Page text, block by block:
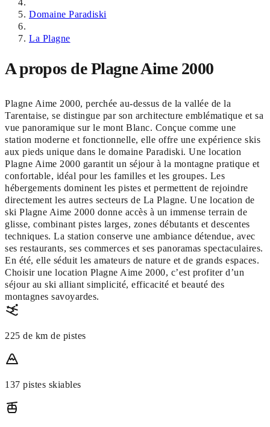
Domaine Paradiski
La Plagne
A propos de Plagne Aime 2000
Plagne Aime 2000, perchée au-dessus de la vallée de la
Tarentaise, se distingue par son architecture emblématique et sa
vue panoramique sur le mont Blanc. Conçue comme une
station moderne et fonctionnelle, elle offre une expérience skis
aux pieds unique dans le domaine Paradiski. Une location
Plagne Aime 2000 garantit un séjour à la montagne pratique et
confortable, idéal pour les familles et les groupes. Les
hébergements dominent les pistes et permettent de rejoindre
directement les autres secteurs de La Plagne. Une location de
ski Plagne Aime 2000 donne accès à un immense terrain de
glisse, combinant pistes larges, zones débutants et descentes
techniques. La station conserve une ambiance détendue, avec
ses restaurants, ses commerces et ses panoramas spectaculaires.
En été, elle séduit les amateurs de nature et de grands espaces.
Choisir une location Plagne Aime 2000, c’est profiter d’un
séjour au ski alliant simplicité, efficacité et beauté des
montagnes savoyardes.
225 de km de pistes
137 pistes skiables